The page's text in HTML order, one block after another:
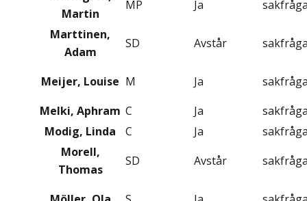
Martin
MP Ja
Marttinen,
Adam
SD Avstår
Meijer, Louise M Ja
Melki, Aphram C Ja
Modig, Linda
C Ja
Morell,
Thomas
SD Avstår